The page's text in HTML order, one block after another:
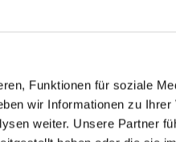
Funktionen für soziale
wir Informationen zu Ihrer
weiter. Unsere Partner